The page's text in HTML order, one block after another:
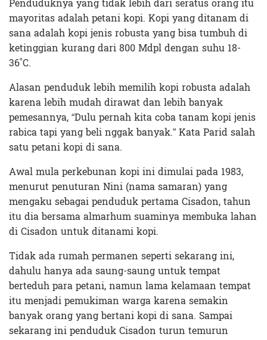
mayoritas adalah petani kopi. Kopi yang ditanam di
sana adalah kopi jenis robusta yang bisa tumbuh di
ketinggian kurang dari 800 Mdpl dengan suhu 18-
36˚C.
Alasan penduduk lebih memilih kopi robusta adalah
karena lebih mudah dirawat dan lebih banyak
pemesannya, “Dulu pernah kita coba tanam kopi jenis
rabica tapi yang beli nggak banyak.” Kata Parid salah
satu petani kopi di sana.
Awal mula perkebunan kopi ini dimulai pada 1983,
menurut penuturan Nini (nama samaran) yang
mengaku sebagai penduduk pertama Cisadon, tahun
itu dia bersama almarhum suaminya membuka lahan
di Cisadon untuk ditanami kopi.
Tidak ada rumah permanen seperti sekarang ini,
dahulu hanya ada saung-saung untuk tempat
berteduh para petani, namun lama kelamaan tempat
itu menjadi pemukiman warga karena semakin
banyak orang yang bertani kopi di sana. Sampai
sekarang ini penduduk Cisadon turun temurun